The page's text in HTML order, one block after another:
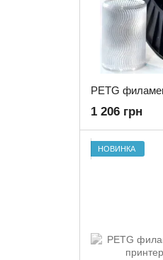
1 206 грн
НОВИНКА